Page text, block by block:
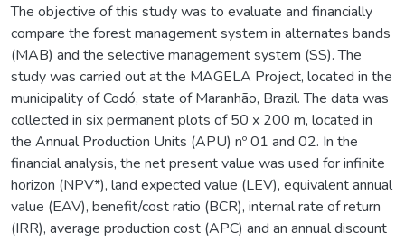
The objective of this study was to evaluate and financially
compare the forest management system in alternates bands
(MAB) and the selective management system (SS). The
study was carried out at the MAGELA Project, located in the
municipality of Codó, state of Maranhão, Brazil. The data was
collected in six permanent plots of 50 x 200 m, located in
the Annual Production Units (APU) nº 01 and 02. In the
financial analysis, the net present value was used for infinite
horizon (NPV*), land expected value (LEV), equivalent annual
value (EAV), benefit/cost ratio (BCR), internal rate of return
(IRR), average production cost (APC) and an annual discount